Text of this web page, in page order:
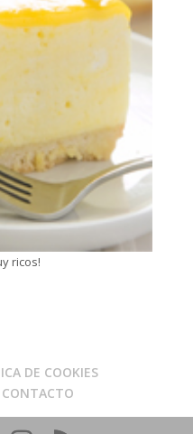
ricos!
DE COOKIES
CONTACTO